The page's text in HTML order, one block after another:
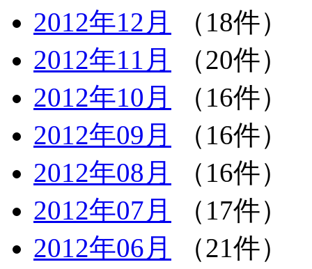
2012年12月
（18件）
2012年11月
（20件）
2012年10月
（16件）
2012年09月
（16件）
2012年08月
（16件）
2012年07月
（17件）
2012年06月
（21件）